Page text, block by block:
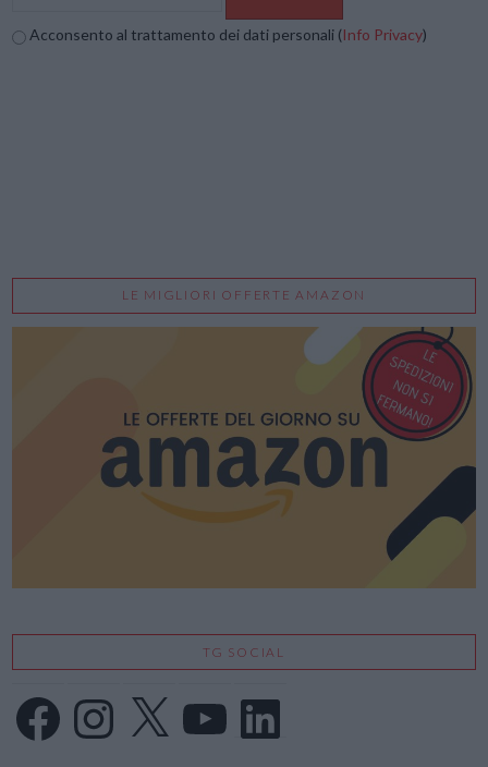
Acconsento al trattamento dei dati personali (Info Privacy)
LE MIGLIORI OFFERTE AMAZON
TG SOCIAL
FacebookInstagram
X YouTube LinkedIn